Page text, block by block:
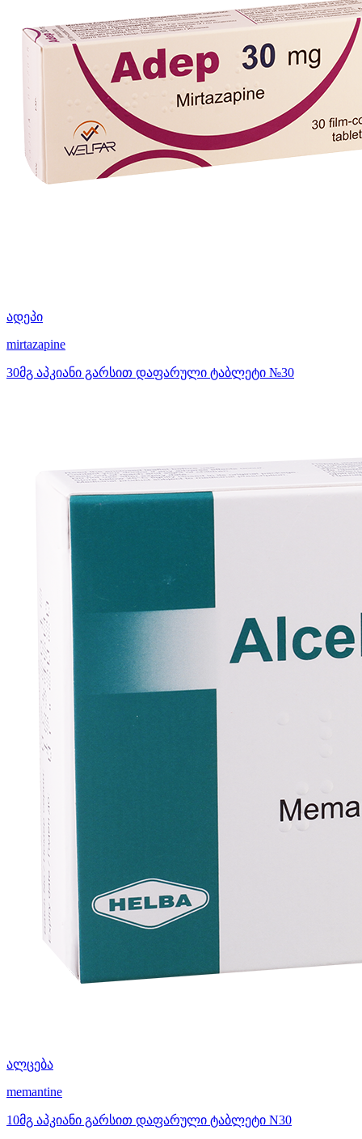
ადეპი
mirtazapine
30მგ აპკიანი გარსით დაფარული ტაბლეტი №30
ალცება
memantine
10მგ აპკიანი გარსით დაფარული ტაბლეტი N30